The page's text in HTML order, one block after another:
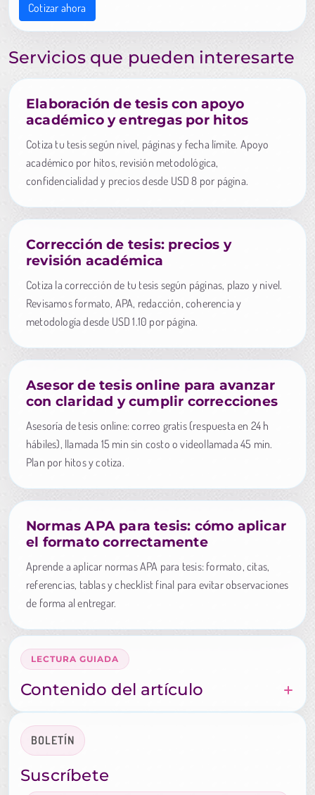
Cotizar ahora
Servicios que pueden interesarte
Elaboración de tesis con apoyo
académico y entregas por hitos
Cotiza tu tesis según nivel, páginas y fecha límite. Apoyo
académico por hitos, revisión metodológica,
confidencialidad y precios desde USD 8 por página.
Corrección de tesis: precios y
revisión académica
Cotiza la corrección de tu tesis según páginas, plazo y nivel.
Revisamos formato, APA, redacción, coherencia y
metodología desde USD 1.10 por página.
Asesor de tesis online para avanzar
con claridad y cumplir correcciones
Asesoría de tesis online: correo gratis (respuesta en 24 h
hábiles), llamada 15 min sin costo o videollamada 45 min.
Plan por hitos y cotiza.
Normas APA para tesis: cómo aplicar
el formato correctamente
Aprende a aplicar normas APA para tesis: formato, citas,
referencias, tablas y checklist final para evitar observaciones
de forma al entregar.
LECTURA GUIADA
Contenido del artículo
BOLETÍN
Suscríbete